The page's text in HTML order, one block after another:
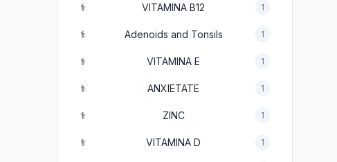
⚕️ VITAMINA B12 1
⚕️ Adenoids and Tonsils 1
⚕️ VITAMINA E 1
⚕️ ANXIETATE 1
⚕️ ZINC 1
⚕️ VITAMINA D 1